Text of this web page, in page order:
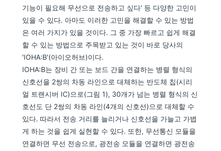
기능이 필요해 무선으로 전송하고 싶다' 등 다양한 고민이
있을 수 있다. 아마도 이러한 고민을 해결할 수 있는 방법
은 여러 가지가 있을 것이다. 그 중 가장 빠르고 쉽게 해결
할 수 있는 방법으로 주목받고 있는 것이 바로 당사의
'IOHA:B'(아이오허브)이다.
IOHA:B는 장비 간 또는 보드 간을 연결하는 병렬 형식의
신호선을 2쌍의 차동 라인으로 대체하는 반도체 칩(시리
얼 트랜시버 IC)으로(그림 1), 30개가 넘는 병렬 형식의 신
호선도 단 2쌍의 차동 라인(4개의 신호선)으로 대체할 수
있다. 따라서 전송 거리를 늘리거나 신호선을 가늘고 가볍
게 하는 것을 쉽게 실현할 수 있다. 또한, 무선통신 모듈을
연결하면 무선 전송으로, 광전송 모듈을 연결하면 광전송